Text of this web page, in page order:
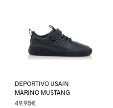
DEPORTIVO USAIN
MARINO MUSTANG
49.95€